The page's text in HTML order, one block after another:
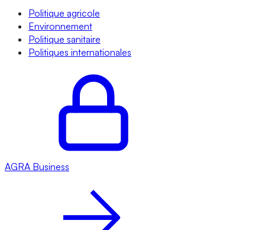
Politique agricole
Environnement
Politique sanitaire
Politiques internationales
AGRA Business